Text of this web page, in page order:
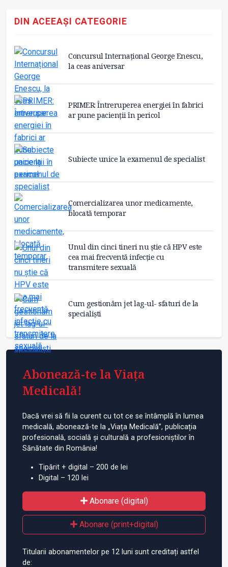
DIN ACEEAȘI CATEGORIE
Concursul Internațional George Enescu,
la ceas aniversar
PRIMER: Întreruperea energiei în fabrici
ar pune pacienții în pericol
Subiecte unice la examenul de specialist
Comercializarea unor medicamente,
blocată temporar
Unul din cinci tineri nu știe că HPV este
cea mai frecventă infecție cu
transmitere sexuală
Cum gestionăm jet lag-ul- sfaturi de la
specialiști
Abonează-te la Viața
Medicală!
Dacă vrei să fii la curent cu tot ce se întâmplă în lumea
medicală, abonează-te la „Viața Medicală”, publicația
profesională, socială și culturală a profesioniștilor în
Sănătate din România!
Tipărit + digital – 200 de lei
Digital – 120 lei
Abonare (digital)
Abonare (print+digital)
Titularii abonamentelor pe 12 luni sunt creditați astfel
de: